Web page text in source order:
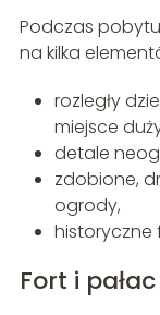
Podczas
na kilka
rozległy
miejsce
detale
zdobione,
ogrody,
historyczne
Fort i